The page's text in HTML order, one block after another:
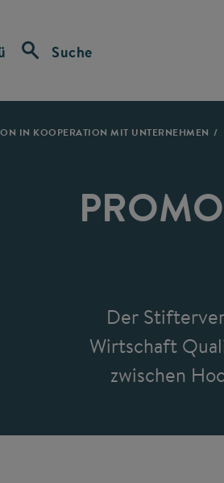
Suche
IN KOOPERATION MIT UNTERNEHMEN
Der
Wirtschaft
zwischen